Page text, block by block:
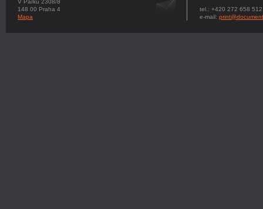
V Parku 2308/8
148 00 Praha 4
Mapa
tel.: +420 272 658 512
e-mail: